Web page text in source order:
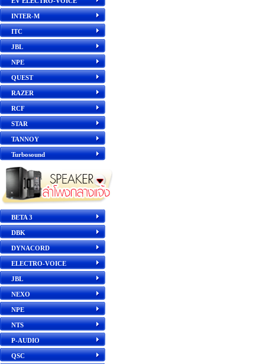
INTER-M
ITC
JBL
NPE
QUEST
RAZER
RCF
STAR
TANNOY
Turbosound
BETA 3
DBK
DYNACORD
ELECTRO-VOICE
JBL
NEXO
NPE
NTS
P-AUDIO
QSC